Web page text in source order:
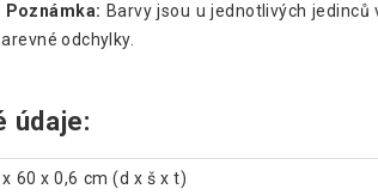
Poznámka: Barvy jsou u jednotlivých
odchylky.
údaje:
60 x 0,6 cm (d x š x t)